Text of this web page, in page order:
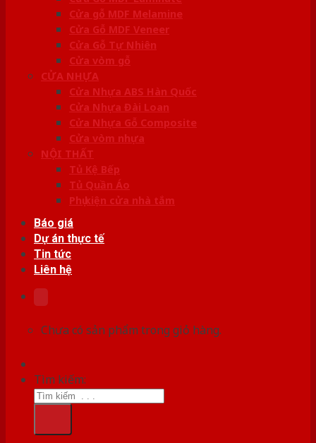
Cửa gỗ MDF Melamine
Cửa Gỗ MDF Veneer
Cửa Gỗ Tự Nhiên
Cửa vòm gỗ
CỬA NHỰA
Cửa Nhựa ABS Hàn Quốc
Cửa Nhựa Đài Loan
Cửa Nhựa Gỗ Composite
Cửa vòm nhựa
NỘI THẤT
Tủ Kệ Bếp
Tủ Quần Áo
Phụ kiện cửa nhà tắm
Báo giá
Dự án thực tế
Tin tức
Liên hệ
Chưa có sản phẩm trong giỏ hàng.
Tìm kiếm: